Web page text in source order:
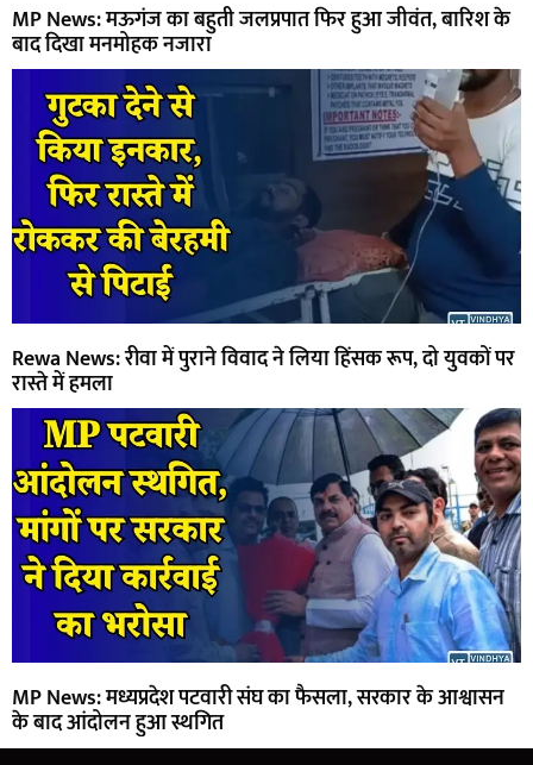
MP News: मऊगंज का बहुती जलप्रपात फिर हुआ जीवंत, बारिश के
बाद दिखा मनमोहक नजारा
Rewa News: रीवा में पुराने विवाद ने लिया हिंसक रूप, दो युवकों पर
रास्ते में हमला
MP News: मध्यप्रदेश पटवारी संघ का फैसला, सरकार के आश्वासन
के बाद आंदोलन हुआ स्थगित